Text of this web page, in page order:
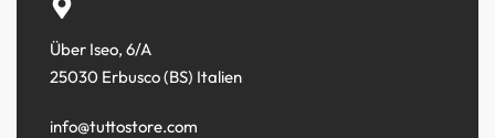
Über Iseo, 6/A
25030 Erbusco (BS) Italien
info@tuttostore.com